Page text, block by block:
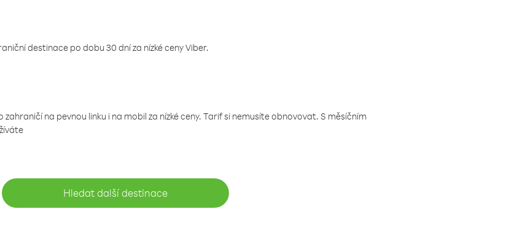
destinace po dobu 30 dní za nízké ceny Viber.
na pevnou linku i na mobil za nízké ceny. Tarif si nemusíte obnovovat. S měsíčním
Hledat další destinace